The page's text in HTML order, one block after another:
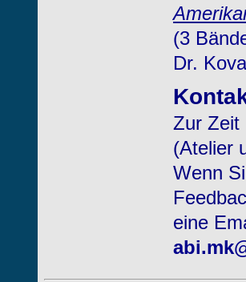
(3
Dr.
Zur Zeit
(Atelier
Wenn
eine